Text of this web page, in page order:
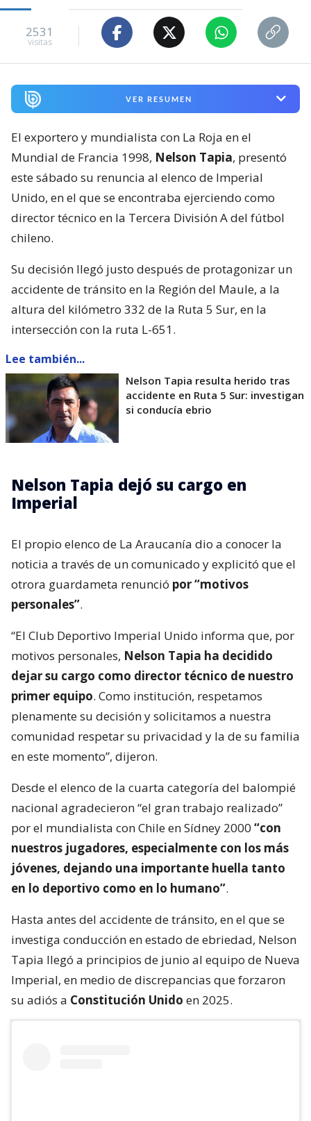
2531
visitas
VER RESUMEN
El exportero y mundialista con La Roja en el
Mundial de Francia 1998, Nelson Tapia, presentó
este sábado su renuncia al elenco de Imperial
Unido, en el que se encontraba ejerciendo como
director técnico en la Tercera División A del fútbol
chileno.
Su decisión llegó justo después de protagonizar un
accidente de tránsito en la Región del Maule, a la
altura del kilómetro 332 de la Ruta 5 Sur, en la
intersección con la ruta L-651.
Lee también...
Nelson Tapia resulta herido tras
accidente en Ruta 5 Sur: investigan
si conducía ebrio
Nelson Tapia dejó su cargo en
Imperial
El propio elenco de La Araucanía dio a conocer la
noticia a través de un comunicado y explicitó que el
otrora guardameta renunció por “motivos
personales”.
“El Club Deportivo Imperial Unido informa que, por
motivos personales, Nelson Tapia ha decidido
dejar su cargo como director técnico de nuestro
primer equipo. Como institución, respetamos
plenamente su decisión y solicitamos a nuestra
comunidad respetar su privacidad y la de su familia
en este momento”, dijeron.
Desde el elenco de la cuarta categoría del balompié
nacional agradecieron “el gran trabajo realizado”
por el mundialista con Chile en Sídney 2000 “con
nuestros jugadores, especialmente con los más
jóvenes, dejando una importante huella tanto
en lo deportivo como en lo humano”.
Hasta antes del accidente de tránsito, en el que se
investiga conducción en estado de ebriedad, Nelson
Tapia llegó a principios de junio al equipo de Nueva
Imperial, en medio de discrepancias que forzaron
su adiós a Constitución Unido en 2025.